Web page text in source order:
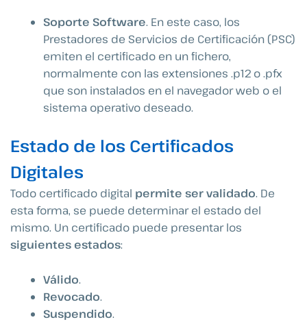
Soporte Software. En este caso, los
Prestadores de Servicios de Certificación (PSC)
emiten el certificado en un fichero,
normalmente con las extensiones .p12 o .pfx
que son instalados en el navegador web o el
sistema operativo deseado.
Estado de los Certificados
Digitales
Todo certificado digital permite ser validado. De
esta forma, se puede determinar el estado del
mismo. Un certificado puede presentar los
siguientes estados:
Válido.
Revocado.
Suspendido.